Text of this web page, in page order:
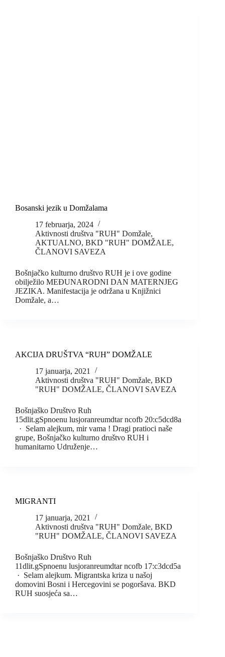
Bosanski jezik u Domžalama
17 februarja, 2024
Aktivnosti društva "RUH" Domžale,
AKTUALNO, BKD "RUH" DOMŽALE,
ČLANOVI SAVEZA
Bošnjačko kulturno društvo RUH je i ove godine
obilježilo MEĐUNARODNI DAN MATERNJEG
JEZIKA. Manifestacija je održana u Knjižnici
Domžale, a…
AKCIJA DRUŠTVA “RUH” DOMŽALE
17 januarja, 2021
Aktivnosti društva "RUH" Domžale, BKD
"RUH" DOMŽALE, ČLANOVI SAVEZA
Bošnjaško Društvo Ruh
15dlit.gSpnoenu lusjoranreumdtar ncofb 20:c5dcd8a
· Selam alejkum, mir vama ! Dragi pratioci naše
grupe, Bošnjačko kulturno društvo RUH i
humanitarno Udruženje…
MIGRANTI
17 januarja, 2021
Aktivnosti društva "RUH" Domžale, BKD
"RUH" DOMŽALE, ČLANOVI SAVEZA
Bošnjaško Društvo Ruh
11dlit.gSpnoenu lusjoranreumdtar ncofb 17:c3dcd5a
· Selam alejkum. Migrantska kriza u našoj
domovini Bosni i Hercegovini se pogoršava. BKD
RUH suosjeća sa…